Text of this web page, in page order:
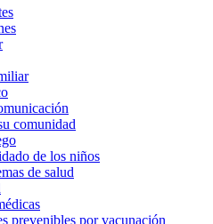
comunidad
de los niños
de salud
prevenibles por vacunación